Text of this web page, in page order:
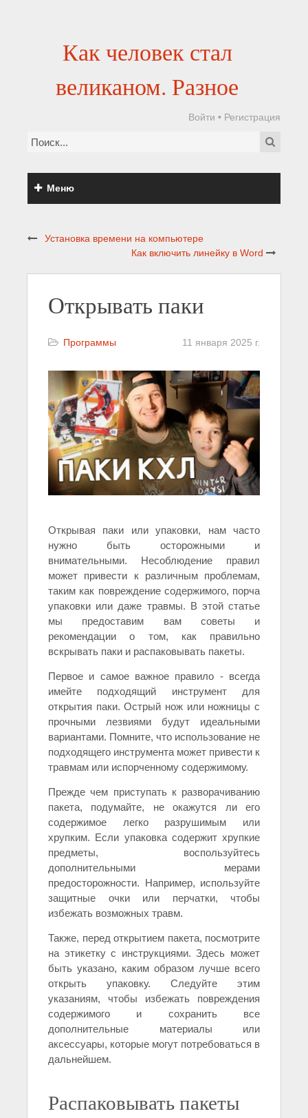
Как человек стал
великаном. Разное
Войти • Регистрация
Меню
Установка времени на компьютере
Как включить линейку в Word
Открывать паки
Программы 11 января 2025 г.
Открывая паки или упаковки, нам часто
нужно быть осторожными и
внимательными. Несоблюдение правил
может привести к различным проблемам,
таким как повреждение содержимого, порча
упаковки или даже травмы. В этой статье
мы предоставим вам советы и
рекомендации о том, как правильно
вскрывать паки и распаковывать пакеты.
Первое и самое важное правило - всегда
имейте подходящий инструмент для
открытия паки. Острый нож или ножницы с
прочными лезвиями будут идеальными
вариантами. Помните, что использование не
подходящего инструмента может привести к
травмам или испорченному содержимому.
Прежде чем приступать к разворачиванию
пакета, подумайте, не окажутся ли его
содержимое легко разрушимым или
хрупким. Если упаковка содержит хрупкие
предметы, воспользуйтесь
дополнительными мерами
предосторожности. Например, используйте
защитные очки или перчатки, чтобы
избежать возможных травм.
Также, перед открытием пакета, посмотрите
на этикетку с инструкциями. Здесь может
быть указано, каким образом лучше всего
открыть упаковку. Следуйте этим
указаниям, чтобы избежать повреждения
содержимого и сохранить все
дополнительные материалы или
аксессуары, которые могут потребоваться в
дальнейшем.
Распаковывать пакеты